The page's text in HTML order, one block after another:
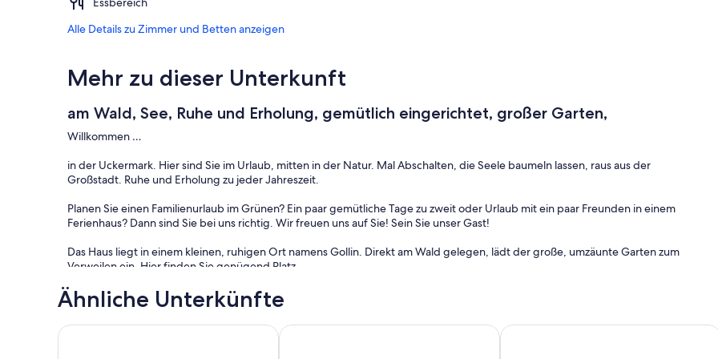
Alle Details zu Zimmer und Betten anzeigen
Mehr zu dieser Unterkunft
am Wald, See, Ruhe und Erholung, gemütlich eingerichtet, großer Garten,
Willkommen …
in der Uckermark. Hier sind Sie im Urlaub, mitten in der Natur. Mal Abschalten, die Seele baumeln lassen, raus aus der
Großstadt. Ruhe und Erholung zu jeder Jahreszeit.
Planen Sie einen Familienurlaub im Grünen? Ein paar gemütliche Tage zu zweit oder Urlaub mit ein paar Freunden in einem
Ferienhaus? Dann sind Sie bei uns richtig. Wir freuen uns auf Sie! Sein Sie unser Gast!
Das Haus liegt in einem kleinen, ruhigen Ort namens Gollin. Direkt am Wald gelegen, lädt der große, umzäunte Garten zum
Verweilen ein. Hier finden Sie genügend Platz.
sitzen – unsere überdachte Terrasse, direkt am Haus, bietet Schutz. Gartenmöbel und ein Grill sind vorhanden.
Ihnen stehen kostenlos 4 neue und moderne Fahrräder für ihren Aufenthalt zur Verfügung. Oder mögen Sie lieber
Bootfahren? Wir haben ein Kanu , das Sie gerne nutzen können.
Ähnliche Unterkünfte
Ferienhaus am Töpfertor Ferienhaus Sanibel mit Kaminofen Uckermärkisches altes Bauernhaus